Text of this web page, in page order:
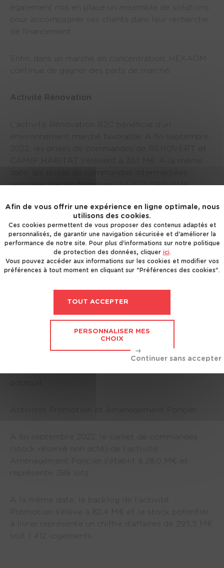
également mis en place un ensemble de solutions
pour accompagner ses clients dans leur recherche
de financement.
Enfin, dans un marché en concentration, HEXAOM
continue de gagner des parts de marché.
Activité Rénovation
réalisées par les franchisés ILLICO TRAVAUX
Le plan de développement du réseau national de
franchisés se poursuit avec l’arrivée de nouveaux
franchisés CAMIF HABITAT (objectif 2023 : 40
franchisés) et ILLICO TRAVAUX (objectif 2023 :
200 franchisés).
L’activité commerciale de la rénovation B2B,
3ème trimestre (+94,1% par rapport au T3 2021). A
fin septembre, le carnet de commandes atteint
76,4 M€ contre 77,0 M€ à la même date de 2021.
Le plan de structuration mis en place par le Groupe
Aménagement Foncier s’établit à 28,0 M€ et
représente 388 lots.
A la même date, le backlog de l’activité
Promotion s’élève à 82,4 M€ et le stock potentiel
soit 1 412 logements.
Afin de vous offrir une expérience en ligne optimale, nous
utilisons des cookies.
Ces cookies permettent de vous proposer des contenus adaptés et
personnalisés, de garantir une navigation sécurisée et d'améliorer la
performance de notre site. Pour plus d'informations sur notre politique
de protection des données, cliquer ici.
Vous pouvez accéder aux informations sur les cookies et modifier vos
préférences à tout moment en cliquant sur "Préférences des cookies".
TOUT ACCEPTER
PERSONNALISER MES
CHOIX